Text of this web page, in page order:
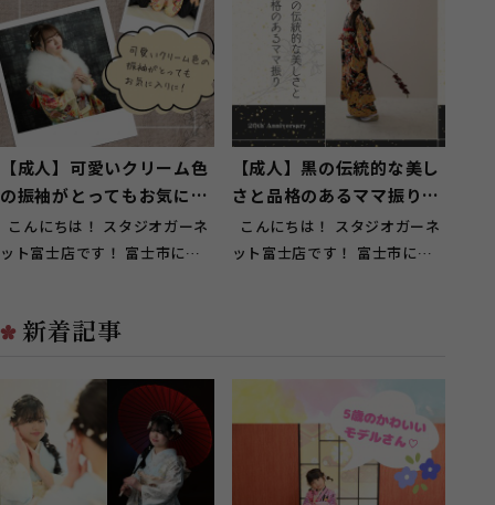
【成人】可愛いクリーム色
の振袖がとってもお気に入
りに！【富士】
こんにちは！ スタジオガーネ
ット富士店です！ 富士市にお
【成人】黒の伝統的な美し
さと品格のあるママ振りを
小物アレンジ【富士】
こんにちは！ スタジオガーネ
ット富士店です！ 富士市にお
新着記事